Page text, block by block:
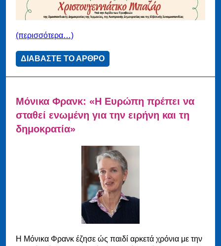
(περισσότερα…)
ΔΙΑΒΑΣΤΕ ΤΟ ΑΡΘΡΟ
Μόνικα Φρανκ: «Η Ευρώπη πρέπει να
σταθεί ενωμένη για την ειρήνη και τη
δημοκρατία»
Η Μόνικα Φρανκ έζησε ώς παιδί αρκετά χρόνια με την